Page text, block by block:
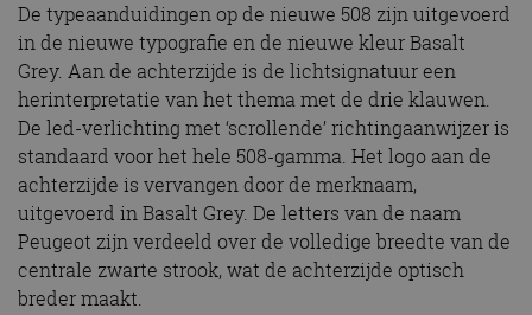
De typeaanduidingen op de nieuwe 508 zijn uitgevoerd
in de nieuwe typografie en de nieuwe kleur Basalt
Grey. Aan de achterzijde is de lichtsignatuur een
herinterpretatie van het thema met de drie klauwen.
De led-verlichting met ‘scrollende’ richtingaanwijzer is
standaard voor het hele 508-gamma. Het logo aan de
achterzijde is vervangen door de merknaam,
uitgevoerd in Basalt Grey. De letters van de naam
Peugeot zijn verdeeld over de volledige breedte van de
centrale zwarte strook, wat de achterzijde optisch
breder maakt.